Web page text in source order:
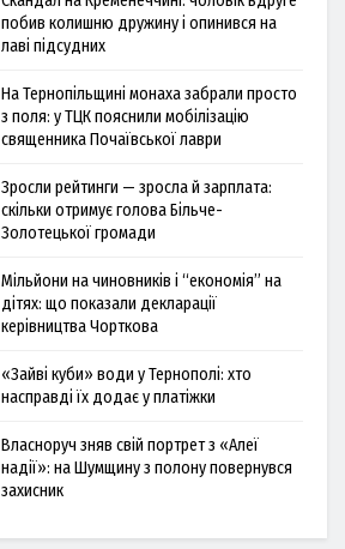
побив колишню дружину і опинився на
лаві підсудних
На Тернопільщині монаха забрали просто
з поля: у ТЦК пояснили мобілізацію
священника Почаївської лаври
Зросли рейтинги — зросла й зарплата:
скільки отримує голова Більче-
Золотецької громади
Мільйони на чиновників і “економія” на
дітях: що показали декларації
керівництва Чорткова
«Зайві куби» води у Тернополі: хто
насправді їх додає у платіжки
Власноруч зняв свій портрет з «Алеї
надії»: на Шумщину з полону повернувся
захисник